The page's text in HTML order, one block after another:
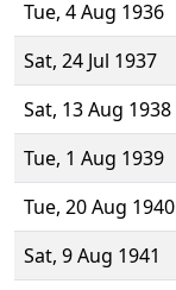
Tue, 4 Aug 1936
Sat, 24 Jul 1937
Sat, 13 Aug 1938
Tue, 1 Aug 1939
Tue, 20 Aug 1940
Sat, 9 Aug 1941